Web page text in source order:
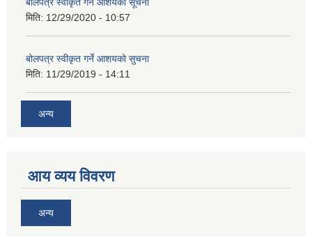
मिति: 12/29/2020 - 10:57
बोलपत्र स्वीकृत गर्ने आशयको सुचना
मिति: 11/29/2019 - 14:11
अन्य
आय व्यय विवरण
अन्य